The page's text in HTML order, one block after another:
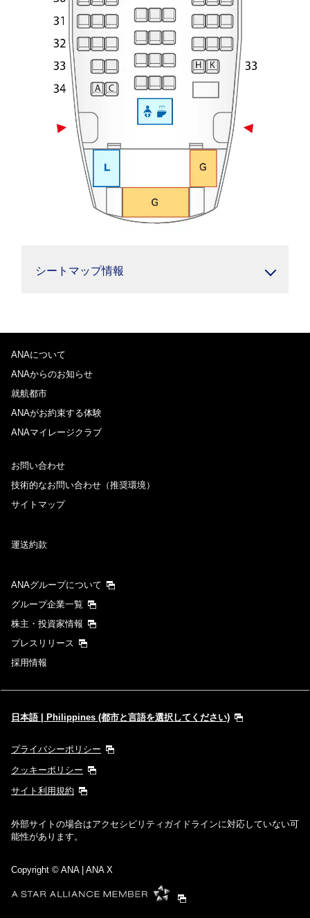
シートマップ情報
ANAについて
ANAからのお知らせ
就航都市
ANAがお約束する体験
ANAマイレージクラブ
お問い合わせ
技術的なお問い合わせ（推奨環境）
サイトマップ
運送約款
ANAグループについて
グループ企業一覧
株主・投資家情報
プレスリリース
採用情報
日本語 | Philippines (都市と言語を選択してください)
プライバシーポリシー
クッキーポリシー
サイト利用規約
外部サイトの場合はアクセシビリティガイドラインに対応していない可
能性があります。
Copyright © ANA | ANA X